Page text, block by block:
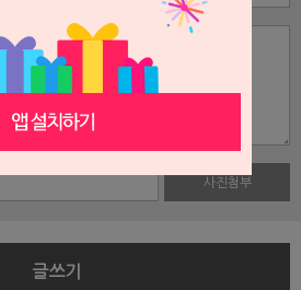
사진첨부
글쓰기